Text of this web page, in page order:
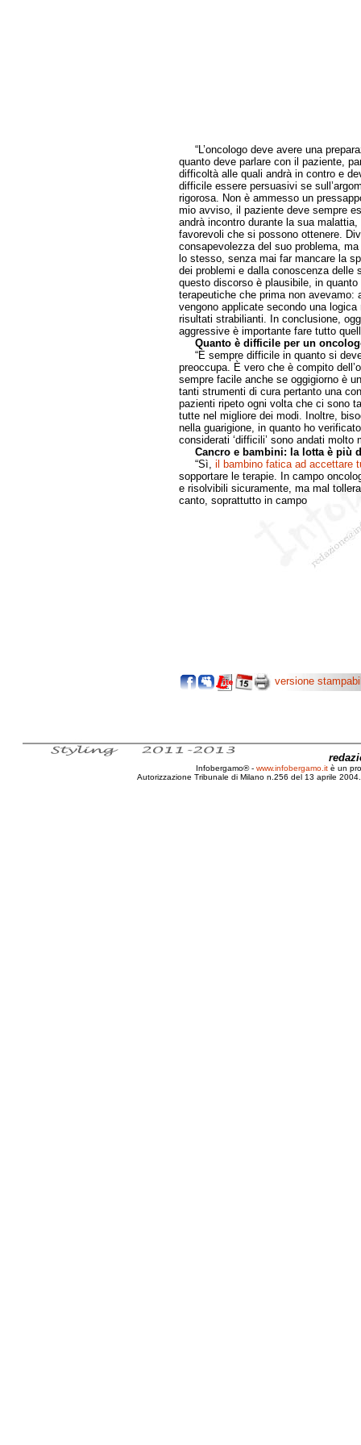
“L’oncologo deve avere una
quanto deve parlare con il paziente,
difficoltà alle quali andrà in contro e
difficile essere persuasivi se
rigorosa. Non è ammesso un
mio avviso, il paziente deve sempre
andrà incontro durante la sua
favorevoli che si possono ottenere.
consapevolezza del suo problema,
lo stesso, senza mai far mancare la
dei problemi e dalla conoscenza delle
questo discorso è plausibile, in
terapeutiche che prima non
vengono applicate secondo una
risultati strabilianti. In conclusione,
aggressive è importante fare tutto
Quanto è difficile per un
“È sempre difficile in quanto si deve
preoccupa. È vero che è compito
sempre facile anche se oggigiorno è
tanti strumenti di cura pertanto una
pazienti ripeto ogni volta che ci sono
tutte nel migliore dei modi. Inoltre,
nella guarigione, in quanto ho
considerati ‘difficili’ sono andati
Cancro e bambini: la lotta è più
“Sì, il bambino fatica ad accettare
sopportare le terapie. In campo
e risolvibili sicuramente, ma mal
canto, soprattutto in campo
versione
Infobergamo® - www.infobergamo.it è un
Autorizzazione Tribunale di Milano n.256 del 13 aprile